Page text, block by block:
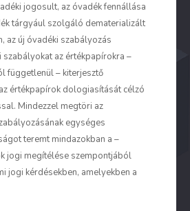
jogosult, az óvadék fennállása
tárgyául szolgáló dematerializált
az új óvadéki szabályozás
az értékpapírokra –
függetlenül – kiterjesztő
értékpapírok dologiasítását célzó
Mindezzel megtöri az
egységes
teremt mindazokban a –
jogi megítélése szempontjából
jogi kérdésekben, amelyekben a